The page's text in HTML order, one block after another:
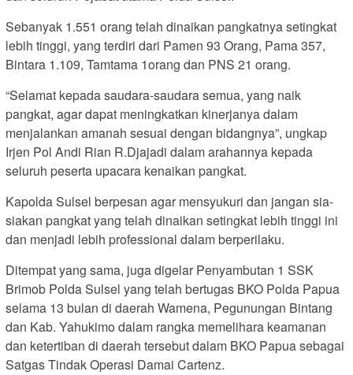
Sebanyak 1.551 orang telah dinaikan pangkatnya setingkat
lebih tinggi, yang terdiri dari Pamen 93 Orang, Pama 357,
Bintara 1.109, Tamtama 1orang dan PNS 21 orang.
“Selamat kepada saudara-saudara semua, yang naik
pangkat, agar dapat meningkatkan kinerjanya dalam
menjalankan amanah sesuai dengan bidangnya”, ungkap
Irjen Pol Andi Rian R.Djajadi dalam arahannya kepada
seluruh peserta upacara kenaikan pangkat.
Kapolda Sulsel berpesan agar mensyukuri dan jangan sia-
siakan pangkat yang telah dinaikan setingkat lebih tinggi ini
dan menjadi lebih professional dalam berperilaku.
Ditempat yang sama, juga digelar Penyambutan 1 SSK
Brimob Polda Sulsel yang telah bertugas BKO Polda Papua
selama 13 bulan di daerah Wamena, Pegunungan Bintang
dan Kab. Yahukimo dalam rangka memelihara keamanan
dan ketertiban di daerah tersebut dalam BKO Papua sebagai
Satgas Tindak Operasi Damai Cartenz.